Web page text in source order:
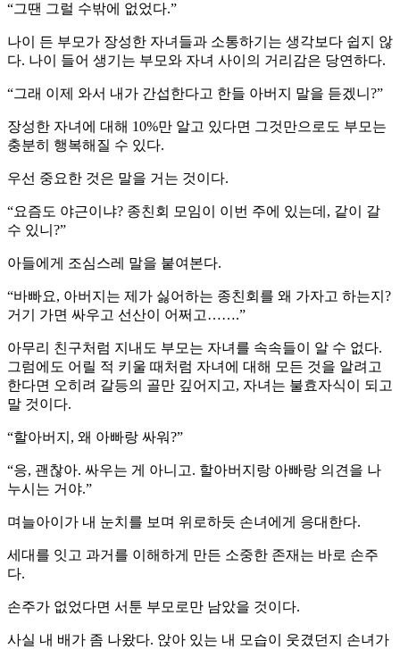
“그땐 그럴 수밖에 없었다.”
나이 든 부모가 장성한 자녀들과 소통하기는 생각보다 쉽지 않
다. 나이 들어 생기는 부모와 자녀 사이의 거리감은 당연하다.
“그래 이제 와서 내가 간섭한다고 한들 아버지 말을 듣겠니?”
장성한 자녀에 대해 10%만 알고 있다면 그것만으로도 부모는
충분히 행복해질 수 있다.
우선 중요한 것은 말을 거는 것이다.
“요즘도 야근이냐? 종친회 모임이 이번 주에 있는데, 같이 갈
수 있니?”
아들에게 조심스레 말을 붙여본다.
“바빠요, 아버지는 제가 싫어하는 종친회를 왜 가자고 하는지?
거기 가면 싸우고 선산이 어쩌고…….”
아무리 친구처럼 지내도 부모는 자녀를 속속들이 알 수 없다.
그럼에도 어릴 적 키울 때처럼 자녀에 대해 모든 것을 알려고
한다면 오히려 갈등의 골만 깊어지고, 자녀는 불효자식이 되고
말 것이다.
“할아버지, 왜 아빠랑 싸워?”
“응, 괜찮아. 싸우는 게 아니고. 할아버지랑 아빠랑 의견을 나
누시는 거야.”
며늘아이가 내 눈치를 보며 위로하듯 손녀에게 응대한다.
세대를 잇고 과거를 이해하게 만든 소중한 존재는 바로 손주
다.
손주가 없었다면 서툰 부모로만 남았을 것이다.
사실 내 배가 좀 나왔다. 앉아 있는 내 모습이 웃겼던지 손녀가